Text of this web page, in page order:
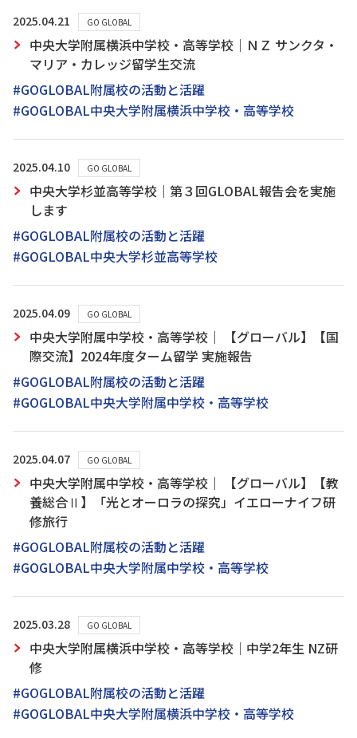
2025.04.21 GO GLOBAL
中央大学附属横浜中学校・高等学校｜ＮＺ サンクタ・
マリア・カレッジ留学生交流
#GOGLOBAL附属校の活動と活躍
#GOGLOBAL中央大学附属横浜中学校・高等学校
2025.04.10 GO GLOBAL
中央大学杉並高等学校｜第３回GLOBAL報告会を実施
します
#GOGLOBAL附属校の活動と活躍
#GOGLOBAL中央大学杉並高等学校
2025.04.09 GO GLOBAL
中央大学附属中学校・高等学校｜ 【グローバル】【国
際交流】2024年度ターム留学 実施報告
#GOGLOBAL附属校の活動と活躍
#GOGLOBAL中央大学附属中学校・高等学校
2025.04.07 GO GLOBAL
中央大学附属中学校・高等学校｜ 【グローバル】【教
養総合Ⅱ】「光とオーロラの探究」イエローナイフ研
修旅行
#GOGLOBAL附属校の活動と活躍
#GOGLOBAL中央大学附属中学校・高等学校
2025.03.28 GO GLOBAL
中央大学附属横浜中学校・高等学校｜中学2年生 NZ研
修
#GOGLOBAL附属校の活動と活躍
#GOGLOBAL中央大学附属横浜中学校・高等学校